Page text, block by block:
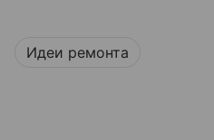
Идеи ремонта